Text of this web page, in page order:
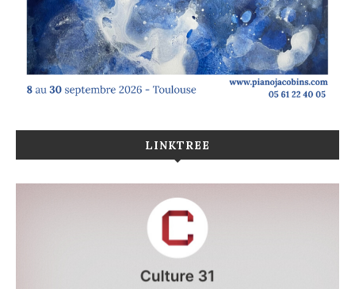
LINKTREE